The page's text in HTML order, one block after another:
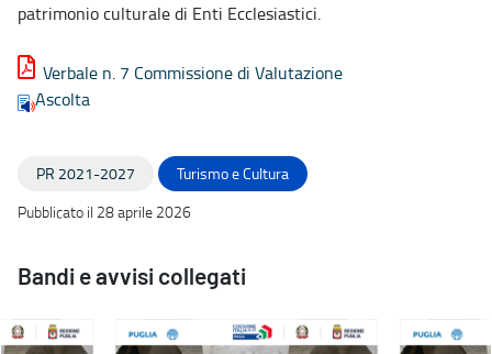
patrimonio culturale di Enti Ecclesiastici.
Verbale n. 7 Commissione di Valutazione
Ascolta
PR 2021-2027
Turismo e Cultura
Pubblicato il 28 aprile 2026
Bandi e avvisi collegati